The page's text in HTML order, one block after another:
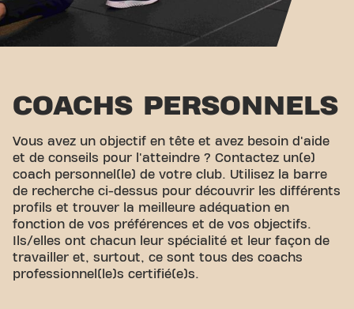
COACHS PERSONNELS
Vous avez un objectif en tête et avez besoin d'aide
et de conseils pour l'atteindre ? Contactez un(e)
coach personnel(le) de votre club. Utilisez la barre
de recherche ci-dessus pour découvrir les différents
profils et trouver la meilleure adéquation en
fonction de vos préférences et de vos objectifs.
Ils/elles ont chacun leur spécialité et leur façon de
travailler et, surtout, ce sont tous des coachs
professionnel(le)s certifié(e)s.